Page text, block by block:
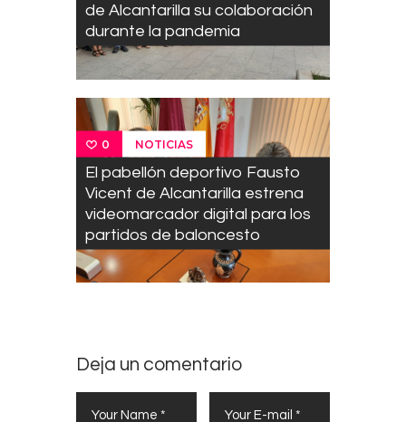
de Alcantarilla su colaboración
durante la pandemia
0 NOTICIAS
El pabellón deportivo Fausto
Vicent de Alcantarilla estrena
videomarcador digital para los
partidos de baloncesto
Deja un comentario